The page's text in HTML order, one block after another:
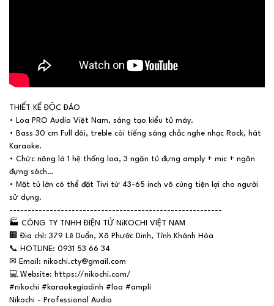
THIẾT KẾ ĐỘC ĐÁO
• Loa PRO Audio Việt Nam, sáng tạo kiểu tủ máy.
• Bass 30 cm Full đôi, treble còi tiếng sáng chắc nghe nhạc Rock, hát
Karaoke.
• Chức năng là 1 hệ thống loa, 3 ngăn tủ đựng amply + mic + ngăn
đựng sách…
• Mặt tủ lớn có thể đặt Tivi từ 43-65 inch vô cùng tiện lợi cho người
sử dụng.
----------------------------------------------------------
🏭 CÔNG TY TNHH ĐIỆN TỬ NiKOCHI VIỆT NAM
🏢 Địa chỉ: 379 Lê Duẩn, Xã Phước Dinh, Tỉnh Khánh Hòa
📞 HOTLINE: 0931 53 66 34
✉ Email: nikochi.cty@gmail.com
💻 Website: https://nikochi.com/
#nikochi #karaokegiadinh #loa #ampli
Nikochi - Professional Audio